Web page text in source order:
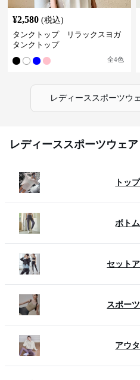
¥2,580 (税込)
タンクトップ リラックスヨガ
タンクトップ
全4色
レディーススポーツウ
レディーススポーツウェ
トッ
ボト
セット
スポー
アウ